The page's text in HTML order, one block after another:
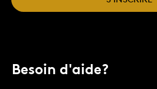
Besoin d'aide?